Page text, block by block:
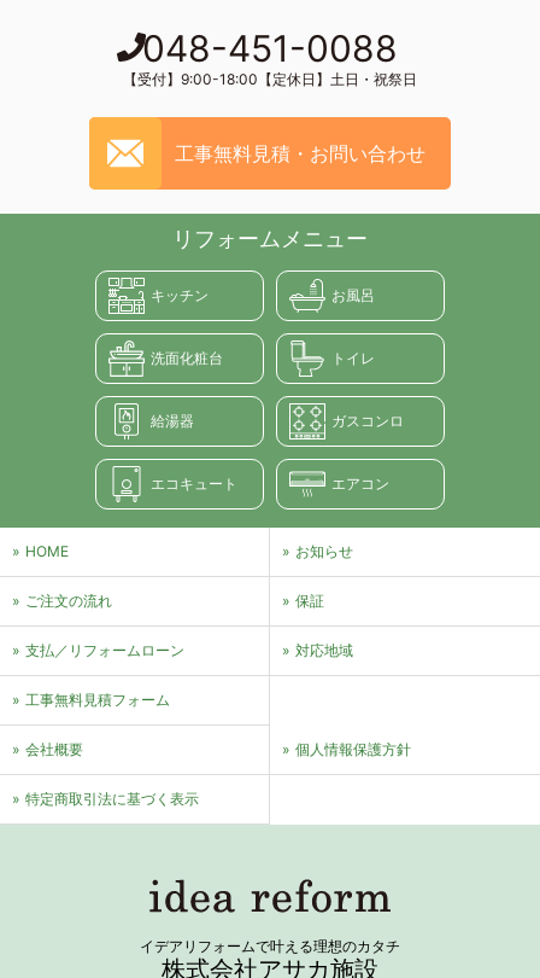
048-451-0088
【受付】9:00-18:00【定休日】土日・祝祭日
工事無料見積・お問い合わせ
イデアリフォームで叶える理想のカタチ
株式会社アサカ施設
リフォームメニュー
キッチン お風呂
洗面化粧台 トイレ
給湯器 ガスコンロ
エコキュート エアコン
HOME お知らせ
ご注文の流れ 保証
支払／リフォームローン 対応地域
⼯事無料⾒積フォーム
会社概要 個⼈情報保護⽅針
特定商取引法に基づく表⽰